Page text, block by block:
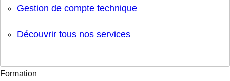
Gestion de compte technique
Découvrir tous nos services
Formation